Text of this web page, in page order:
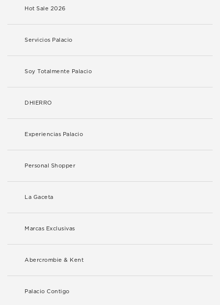
Hot Sale 2026
Servicios Palacio
Soy Totalmente Palacio
DHIERRO
Experiencias Palacio
Personal Shopper
La Gaceta
Marcas Exclusivas
Abercrombie & Kent
Palacio Contigo